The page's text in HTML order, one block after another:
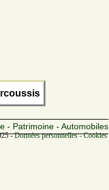
- Patrimoine - Automobiles
-Données personnelles -